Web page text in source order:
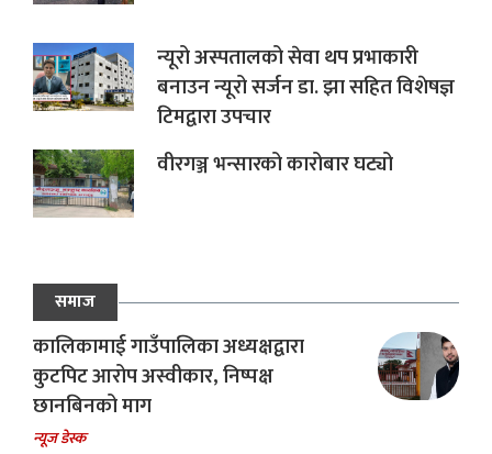
न्यूरो अस्पतालको सेवा थप प्रभाकारी
बनाउन न्यूरो सर्जन डा. झा सहित विशेषज्ञ
टिमद्वारा उपचार
वीरगञ्ज भन्सारको कारोबार घट्यो
समाज
कालिकामाई गाउँपालिका अध्यक्षद्वारा
कुटपिट आरोप अस्वीकार, निष्पक्ष
छानबिनको माग
न्यूज डेस्क